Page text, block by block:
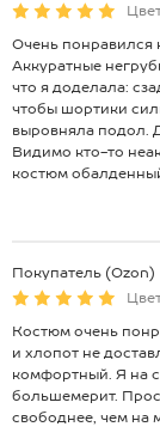
Очень понравился
Аккуратные
что я доделала:
чтобы шортики
выровняла подол.
Видимо кто-то
костюм
Покупатель (Ozon)
Костюм очень
и хлопот не
комфортный. Я на
большемерит.
свободнее, чем на